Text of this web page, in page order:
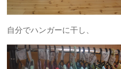
自分でハンガーに干し、